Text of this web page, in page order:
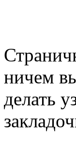
ничем
делать